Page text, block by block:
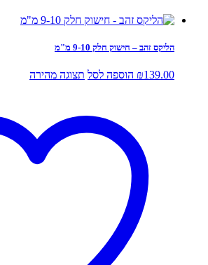
הליקס זהב – חישוק חלק 9-10 מ"מ
₪139.00 הוספה לסל תצוגה מהירה